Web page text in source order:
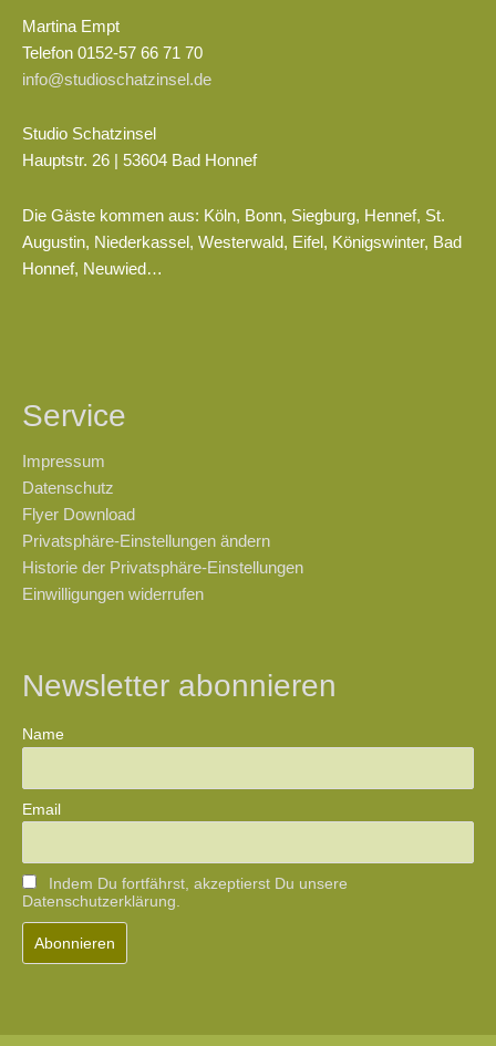
Martina Empt
Telefon 0152-57 66 71 70
info@studioschatzinsel.de
Studio Schatzinsel
Hauptstr. 26 | 53604 Bad Honnef
Die Gäste kommen aus: Köln, Bonn, Siegburg, Hennef, St.
Augustin, Niederkassel, Westerwald, Eifel, Königswinter, Bad
Honnef, Neuwied…
Service
Impressum
Datenschutz
Flyer Download
Privatsphäre-Einstellungen ändern
Historie der Privatsphäre-Einstellungen
Einwilligungen widerrufen
Newsletter abonnieren
Name
Email
Indem Du fortfährst, akzeptierst Du unsere
Datenschutzerklärung.